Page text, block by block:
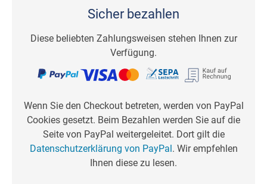
Sicher bezahlen
Diese beliebten Zahlungsweisen stehen Ihnen zur
Verfügung.
Wenn Sie den Checkout betreten, werden von PayPal
Cookies gesetzt. Beim Bezahlen werden Sie auf die
Seite von PayPal weitergeleitet. Dort gilt die
Datenschutzerklärung von PayPal. Wir empfehlen
Ihnen diese zu lesen.